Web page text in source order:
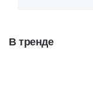
В тренде